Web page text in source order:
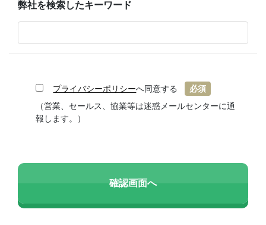
弊社を検索したキーワード
プライバシーポリシーへ同意する
必須
（営業、セールス、協業等は迷惑メールセンターに通
報します。）